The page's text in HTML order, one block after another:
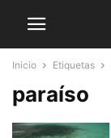
Inicio Etiquetas
paraíso